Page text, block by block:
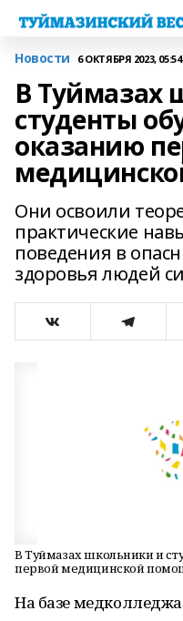
Новости 6 ОКТЯБРЯ 2023, 05:54
В Туймазах
студенты
оказанию
Они освоили
практические
поведения в
здоровья людей
В Туймазах школьники и
первой медицинской
На базе